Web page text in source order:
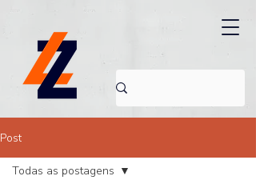
Post
Todas as postagens